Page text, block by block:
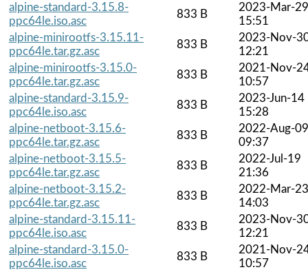
alpine-standard-3.15.8-
ppc64le.iso.asc
833 B
2023-Mar-29
15:51
alpine-minirootfs-3.15.11-
ppc64le.tar.gz.asc
833 B
2023-Nov-
12:21
alpine-minirootfs-3.15.0-
ppc64le.tar.gz.asc
833 B
2021-Nov-
10:57
alpine-standard-3.15.9-
ppc64le.iso.asc
833 B
2023-Jun-14
15:28
alpine-netboot-3.15.6-
ppc64le.tar.gz.asc
833 B
2022-Aug-09
09:37
alpine-netboot-3.15.5-
ppc64le.tar.gz.asc
833 B
2022-Jul-19
21:36
alpine-netboot-3.15.2-
ppc64le.tar.gz.asc
833 B
2022-Mar-23
14:03
alpine-standard-3.15.11-
ppc64le.iso.asc
833 B
2023-Nov-
12:21
alpine-standard-3.15.0-
ppc64le.iso.asc
833 B
2021-Nov-
10:57